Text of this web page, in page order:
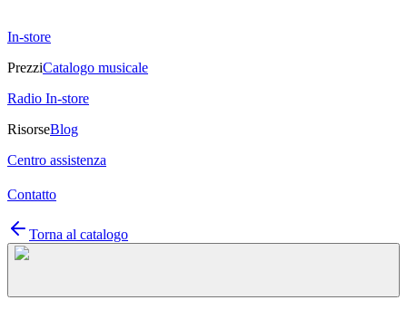
In-store
PrezziCatalogo musicale
Radio In-store
RisorseBlog
Centro assistenza
Contatto
Torna al catalogo